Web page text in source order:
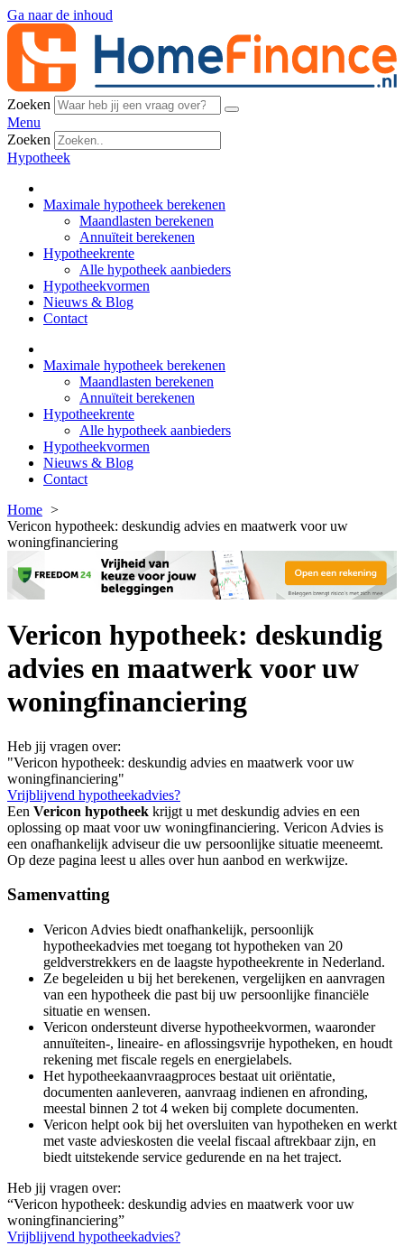
Ga naar de inhoud
Zoeken
Menu
Zoeken
Hypotheek
Maximale hypotheek berekenen
Maandlasten berekenen
Annuïteit berekenen
Hypotheekrente
Alle hypotheek aanbieders
Hypotheekvormen
Nieuws & Blog
Contact
Maximale hypotheek berekenen
Maandlasten berekenen
Annuïteit berekenen
Hypotheekrente
Alle hypotheek aanbieders
Hypotheekvormen
Nieuws & Blog
Contact
Home
Vericon hypotheek: deskundig advies en maatwerk voor uw
woningfinanciering
Vericon hypotheek: deskundig
advies en maatwerk voor uw
woningfinanciering
Heb jij vragen over:
"Vericon hypotheek: deskundig advies en maatwerk voor uw
woningfinanciering"
Vrijblijvend hypotheekadvies?
Een Vericon hypotheek krijgt u met deskundig advies en een
oplossing op maat voor uw woningfinanciering. Vericon Advies is
een onafhankelijk adviseur die uw persoonlijke situatie meeneemt.
Op deze pagina leest u alles over hun aanbod en werkwijze.
Samenvatting
Vericon Advies biedt onafhankelijk, persoonlijk
hypotheekadvies met toegang tot hypotheken van 20
geldverstrekkers en de laagste hypotheekrente in Nederland.
Ze begeleiden u bij het berekenen, vergelijken en aanvragen
van een hypotheek die past bij uw persoonlijke financiële
situatie en wensen.
Vericon ondersteunt diverse hypotheekvormen, waaronder
annuïteiten-, lineaire- en aflossingsvrije hypotheken, en houdt
rekening met fiscale regels en energielabels.
Het hypotheekaanvraagproces bestaat uit oriëntatie,
documenten aanleveren, aanvraag indienen en afronding,
meestal binnen 2 tot 4 weken bij complete documenten.
Vericon helpt ook bij het oversluiten van hypotheken en werkt
met vaste advieskosten die veelal fiscaal aftrekbaar zijn, en
biedt uitstekende service gedurende en na het traject.
Heb jij vragen over:
“Vericon hypotheek: deskundig advies en maatwerk voor uw
woningfinanciering”
Vrijblijvend hypotheekadvies?